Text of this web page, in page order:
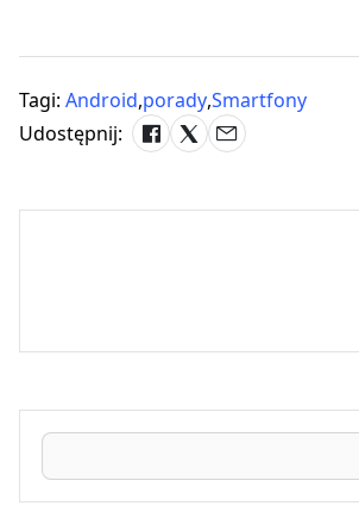
Tagi: Android,porady,Smartfony
Udostępnij: